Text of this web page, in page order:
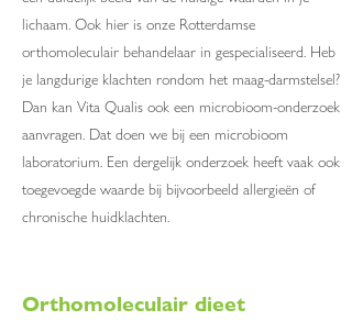
lichaam. Ook hier is onze Rotterdamse
orthomoleculair behandelaar in gespecialiseerd. Heb
je langdurige klachten rondom het maag-darmstelsel?
Dan kan Vita Qualis ook een microbioom-onderzoek
aanvragen. Dat doen we bij een microbioom
laboratorium. Een dergelijk onderzoek heeft vaak ook
toegevoegde waarde bij bijvoorbeeld allergieën of
chronische huidklachten.
Orthomoleculair dieet